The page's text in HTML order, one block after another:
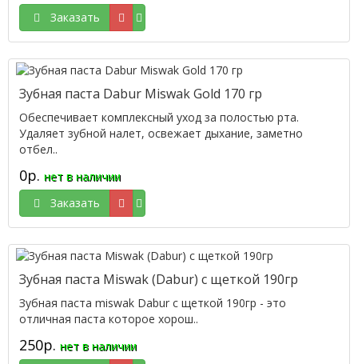
Заказать
Зубная паста Dabur Miswak Gold 170 гр
Обеспечивает комплексный уход за полостью рта.
Удаляет зубной налет, освежает дыхание, заметно
отбел..
0р. нет в наличии
Заказать
Зубная паста Miswak (Dabur) с щеткой 190гр
Зубная паста miswak Dabur с щеткой 190гр - это
отличная паста которое хорош..
250р. нет в наличии